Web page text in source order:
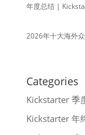
年度总结 |
2026年十大海外
Categories
Kickstarter 季
Kickstarter 年